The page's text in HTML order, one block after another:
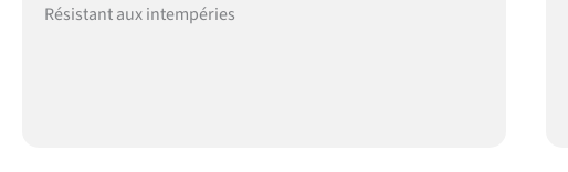
Résistant aux intempéries